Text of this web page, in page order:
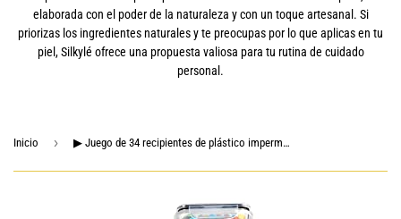
elaborada con el poder de la naturaleza y con un toque artesanal. Si
priorizas los ingredientes naturales y te preocupas por lo que aplicas en tu
piel, Silkylé ofrece una propuesta valiosa para tu rutina de cuidado
personal.
Inicio › ▶ Juego de 34 recipientes de plástico impermeables para guardar alimentos, 34 etiquetas y rotuladores de pizarra, recipientes de plástico transparentes para organizar la cocina y la despensa